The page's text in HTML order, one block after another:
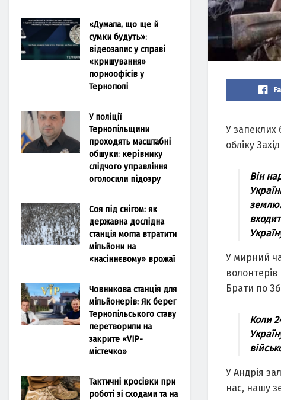
У запеклих
обліку
Він
землю.
У мирний
волонтерів
Брати по
Коли
У Андрія
нас, нашу
«Думала, що ще й
сумки будуть»:
відеозапис у справі
«кришування»
порноофісів у
Тернополі
У поліції
Тернопільщини
проходять масштабні
обшуки: керівнику
слідчого управління
оголосили підозру
Соя під снігом: як
державна дослідна
станція могла втратити
мільйони на
«насіннєвому» врожаї
Човникова станція для
мільйонерів: Як берег
Тернопільського ставу
перетворили на
закрите «VIP-
містечко»
Тактичні кросівки при
роботі зі сходами та на